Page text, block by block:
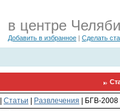
в центре
Добавить в избранное | Сделать
Статьи Развлечения БГВ-2008